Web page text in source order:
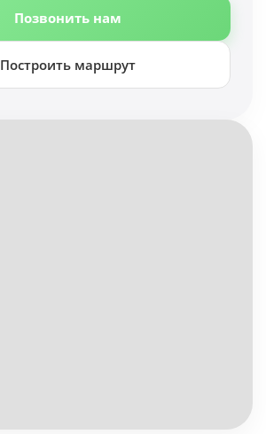
Позвонить нам
Построить маршрут